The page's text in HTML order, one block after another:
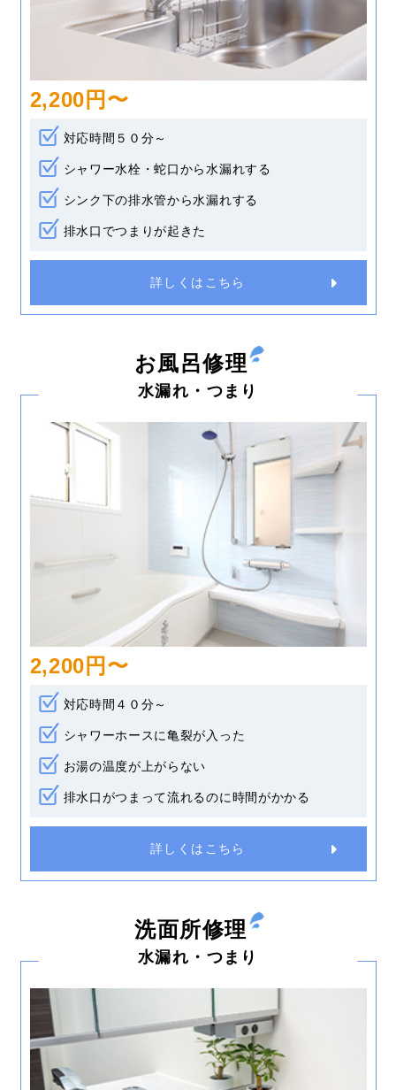
2,200円〜
対応時間５０分～
シャワー水栓・蛇口から水漏れする
シンク下の排水管から水漏れする
排水口でつまりが起きた
詳しくはこちら
お風呂修理
水漏れ・つまり
2,200円〜
対応時間４０分～
シャワーホースに亀裂が入った
お湯の温度が上がらない
排水口がつまって流れるのに時間がかかる
詳しくはこちら
洗面所修理
水漏れ・つまり